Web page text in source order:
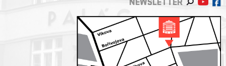
NEWSLETTER